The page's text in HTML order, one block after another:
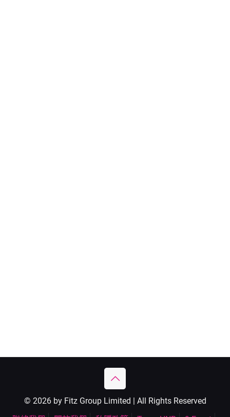
© 2026 by Fitz Group Limited | All Rights Reserved